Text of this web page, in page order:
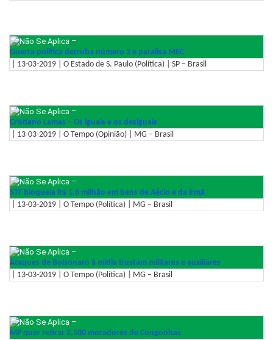
–
Guerra política derruba número 2 e paralisa MEC
| 13-03-2019 | O Estado de S. Paulo (Política) | SP – Brasil
–
Cristiano Lamas – Os iguais e os desiguais
| 13-03-2019 | O Tempo (Opinião) | MG – Brasil
–
STF bloqueia R$ 1,6 milhão em bens de Aécio e da irmã
| 13-03-2019 | O Tempo (Política) | MG – Brasil
–
Ataques de Bolsonaro à mídia frustam militares e auxiliares
| 13-03-2019 | O Tempo (Política) | MG – Brasil
–
MP quer retirar 2.500 moradores de Congonhas